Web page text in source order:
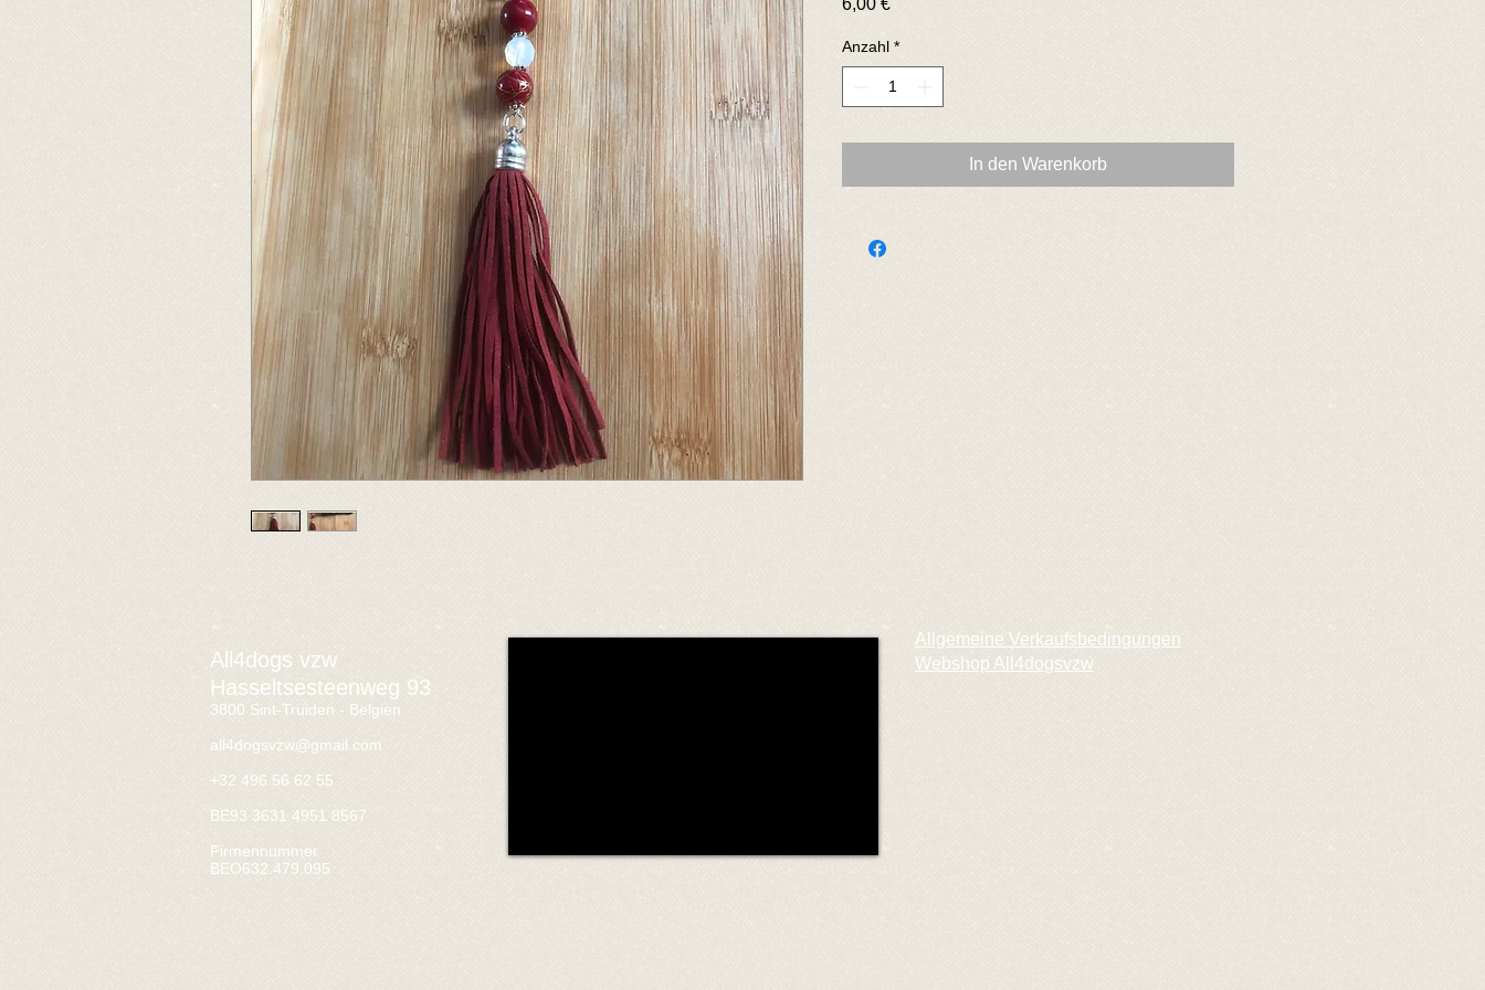
6,00 €
Anzahl *
In den Warenkorb
All4dogs vzw
Hasseltsesteenweg 93
3800 Sint-Truiden - Belgien
all4dogsvzw@gmail.com
+32 496 56 62 55
BE93 3631 4951 8567
Firmennummer
BEO632.479.095
Allgemeine Verkaufsbedingungen
Webshop All4dogsvzw